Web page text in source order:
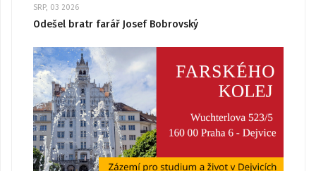
SRP, 03 2026
Odešel bratr farář Josef Bobrovský